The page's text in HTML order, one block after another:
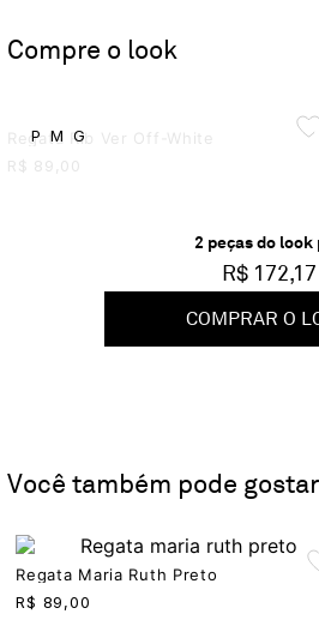
Compre o look
Regata Rib Ver Off-White
R$ 89,00
P M G
2 peçasdo look
R$ 172,17
COMPRAR O
Você também pode gostar
Regata Maria Ruth Preto
R$ 89,00